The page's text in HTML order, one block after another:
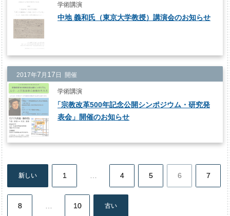
学術講演
中地 義和氏（東京大学教授）講演会のお知らせ
2017年7 月 17 日 開催
学術講演
「宗教改革500年記念公開シンポジウム・研究発
表会」開催のお知らせ
投
の
新しい 1 … 4 5 6 7
8 … 10 古い